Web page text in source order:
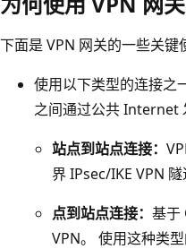
下面是 VPN 网关的一些关键
使用以下类型的连接之
之间通过公共 Internet
站点到站点连接：
界 IPsec/IKE VPN 隧
点到站点连接： 基于
VPN。 使用这种类